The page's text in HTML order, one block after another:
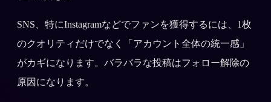
SNS、特にInstagramなどでファンを獲得するには、1枚
のクオリティだけでなく「アカウント全体の統一感」
がカギになります。バラバラな投稿はフォロー解除の
原因になります。